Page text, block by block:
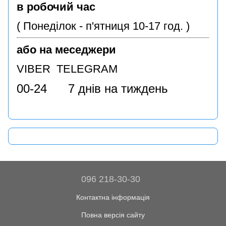
в робочий час
( Понеділок - п'ятниця 10-17 год. )
або на меседжери
VIBER TELEGRAM
00-24 7 днів на тиждень
096 218-30-30
Контактна інформація
Повна версія сайту